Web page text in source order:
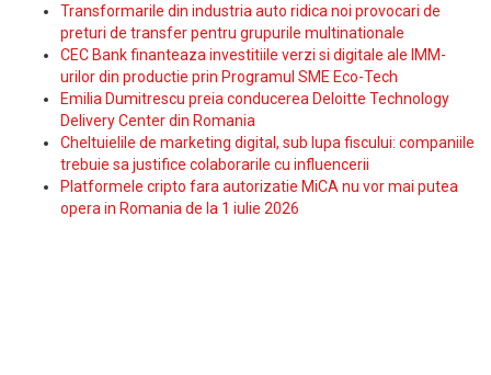
Transformarile din industria auto ridica noi provocari de
preturi de transfer pentru grupurile multinationale
CEC Bank finanteaza investitiile verzi si digitale ale IMM-
urilor din productie prin Programul SME Eco-Tech
Emilia Dumitrescu preia conducerea Deloitte Technology
Delivery Center din Romania
Cheltuielile de marketing digital, sub lupa fiscului: companiile
trebuie sa justifice colaborarile cu influencerii
Platformele cripto fara autorizatie MiCA nu vor mai putea
opera in Romania de la 1 iulie 2026